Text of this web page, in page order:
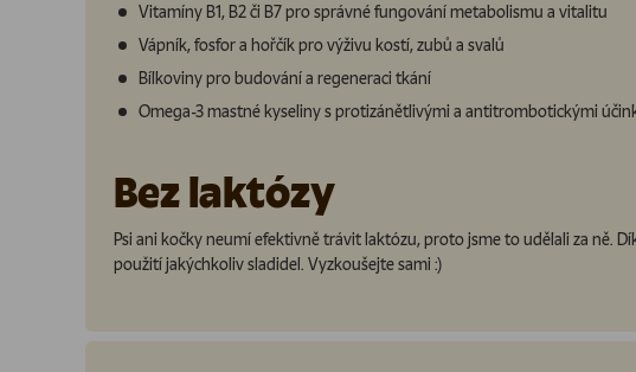
Vitamíny B1, B2 či B7 pro správné fungování metabolismu a vitalitu
Vápník, fosfor a hořčík pro výživu kostí, zubů a svalů
Bílkoviny pro budování a regeneraci tkání
Omega-3 mastné kyseliny s protizánětlivými a antitrombotickými
Bez laktózy
Psi ani kočky neumí efektivně trávit laktózu, proto jsme to udělali za ně.
použití jakýchkoliv sladidel. Vyzkoušejte sami :)